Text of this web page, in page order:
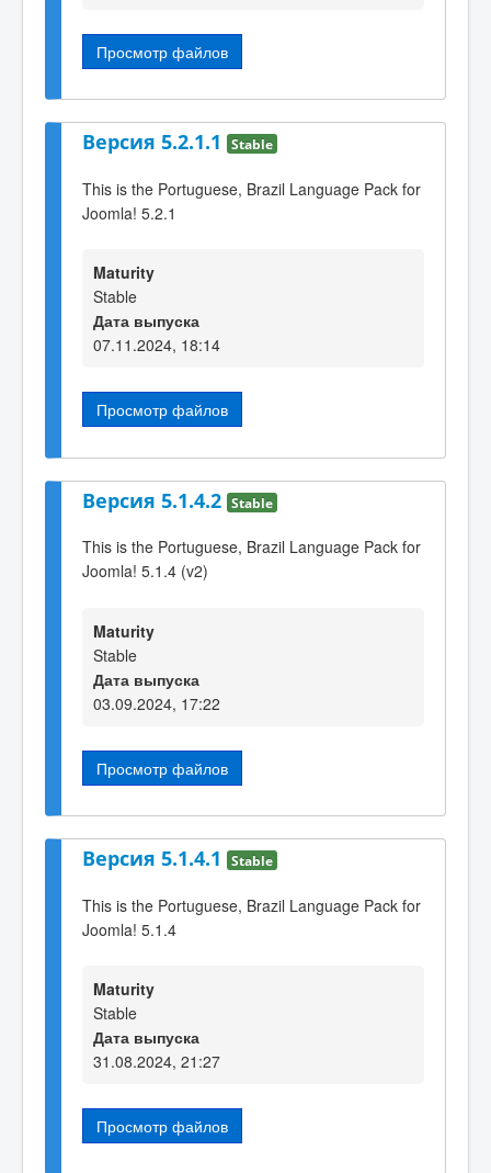
Просмотр файлов
Версия 5.2.1.1 Stable
This is the Portuguese, Brazil Language Pack for
Joomla! 5.2.1
Maturity
Stable
Дата выпуска
07.11.2024, 18:14
Просмотр файлов
Версия 5.1.4.2 Stable
This is the Portuguese, Brazil Language Pack for
Joomla! 5.1.4 (v2)
Maturity
Stable
Дата выпуска
03.09.2024, 17:22
Просмотр файлов
Версия 5.1.4.1 Stable
This is the Portuguese, Brazil Language Pack for
Joomla! 5.1.4
Maturity
Stable
Дата выпуска
31.08.2024, 21:27
Просмотр файлов